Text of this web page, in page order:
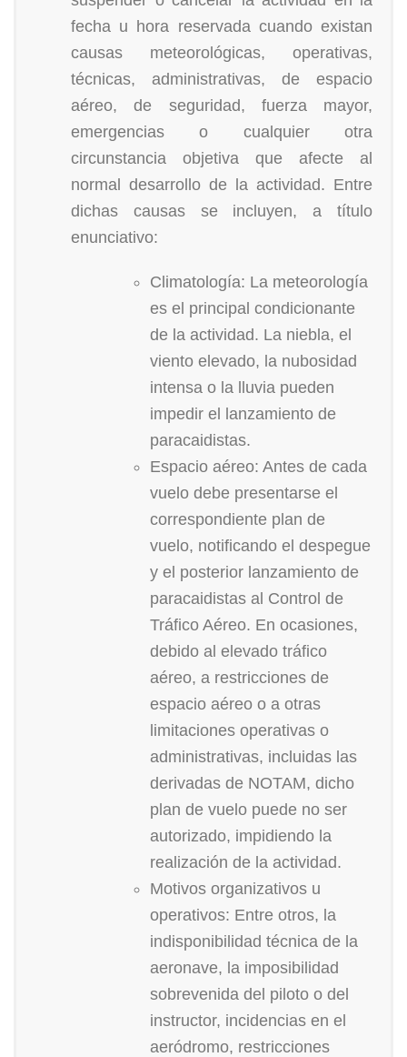
fecha u hora reservada cuando existan
causas meteorológicas, operativas,
técnicas, administrativas, de espacio
aéreo, de seguridad, fuerza mayor,
emergencias o cualquier otra
circunstancia objetiva que afecte al
normal desarrollo de la actividad. Entre
dichas causas se incluyen, a título
enunciativo:
Climatología: La meteorología
es el principal condicionante
de la actividad. La niebla, el
viento elevado, la nubosidad
intensa o la lluvia pueden
impedir el lanzamiento de
paracaidistas.
Espacio aéreo: Antes de cada
vuelo debe presentarse el
correspondiente plan de
vuelo, notificando el despegue
y el posterior lanzamiento de
paracaidistas al Control de
Tráfico Aéreo. En ocasiones,
debido al elevado tráfico
aéreo, a restricciones de
espacio aéreo o a otras
limitaciones operativas o
administrativas, incluidas las
derivadas de NOTAM, dicho
plan de vuelo puede no ser
autorizado, impidiendo la
realización de la actividad.
Motivos organizativos u
operativos: Entre otros, la
indisponibilidad técnica de la
aeronave, la imposibilidad
sobrevenida del piloto o del
instructor, incidencias en el
aeródromo, restricciones